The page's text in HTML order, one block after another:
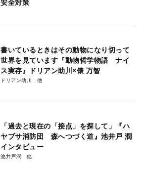
安全対策
書いているときはその動物になり切って
世界を見ています『動物哲学物語 ナイ
ス実存』ドリアン助川×俵 万智
ドリアン助川
「過去と現在の「接点」を探して」『ハ
ヤブサ消防団 森へつづく道』池井戸 潤
インタビュー
池井戸潤